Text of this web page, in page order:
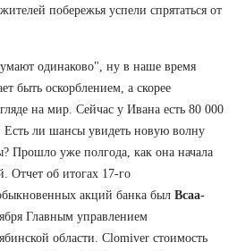
побережья успели спрятаться от
одинаково", ну в наше время
быть оскорблением, а скорее
на мир. Сейчас у Ивана есть 80 000
Есть ли шансы увидеть новую волну
Прошло уже полгода, как она начала
Отчет об итогах 17-го
акций банка был Bcaa-
Главным управлением
области. Clomiver стоимость